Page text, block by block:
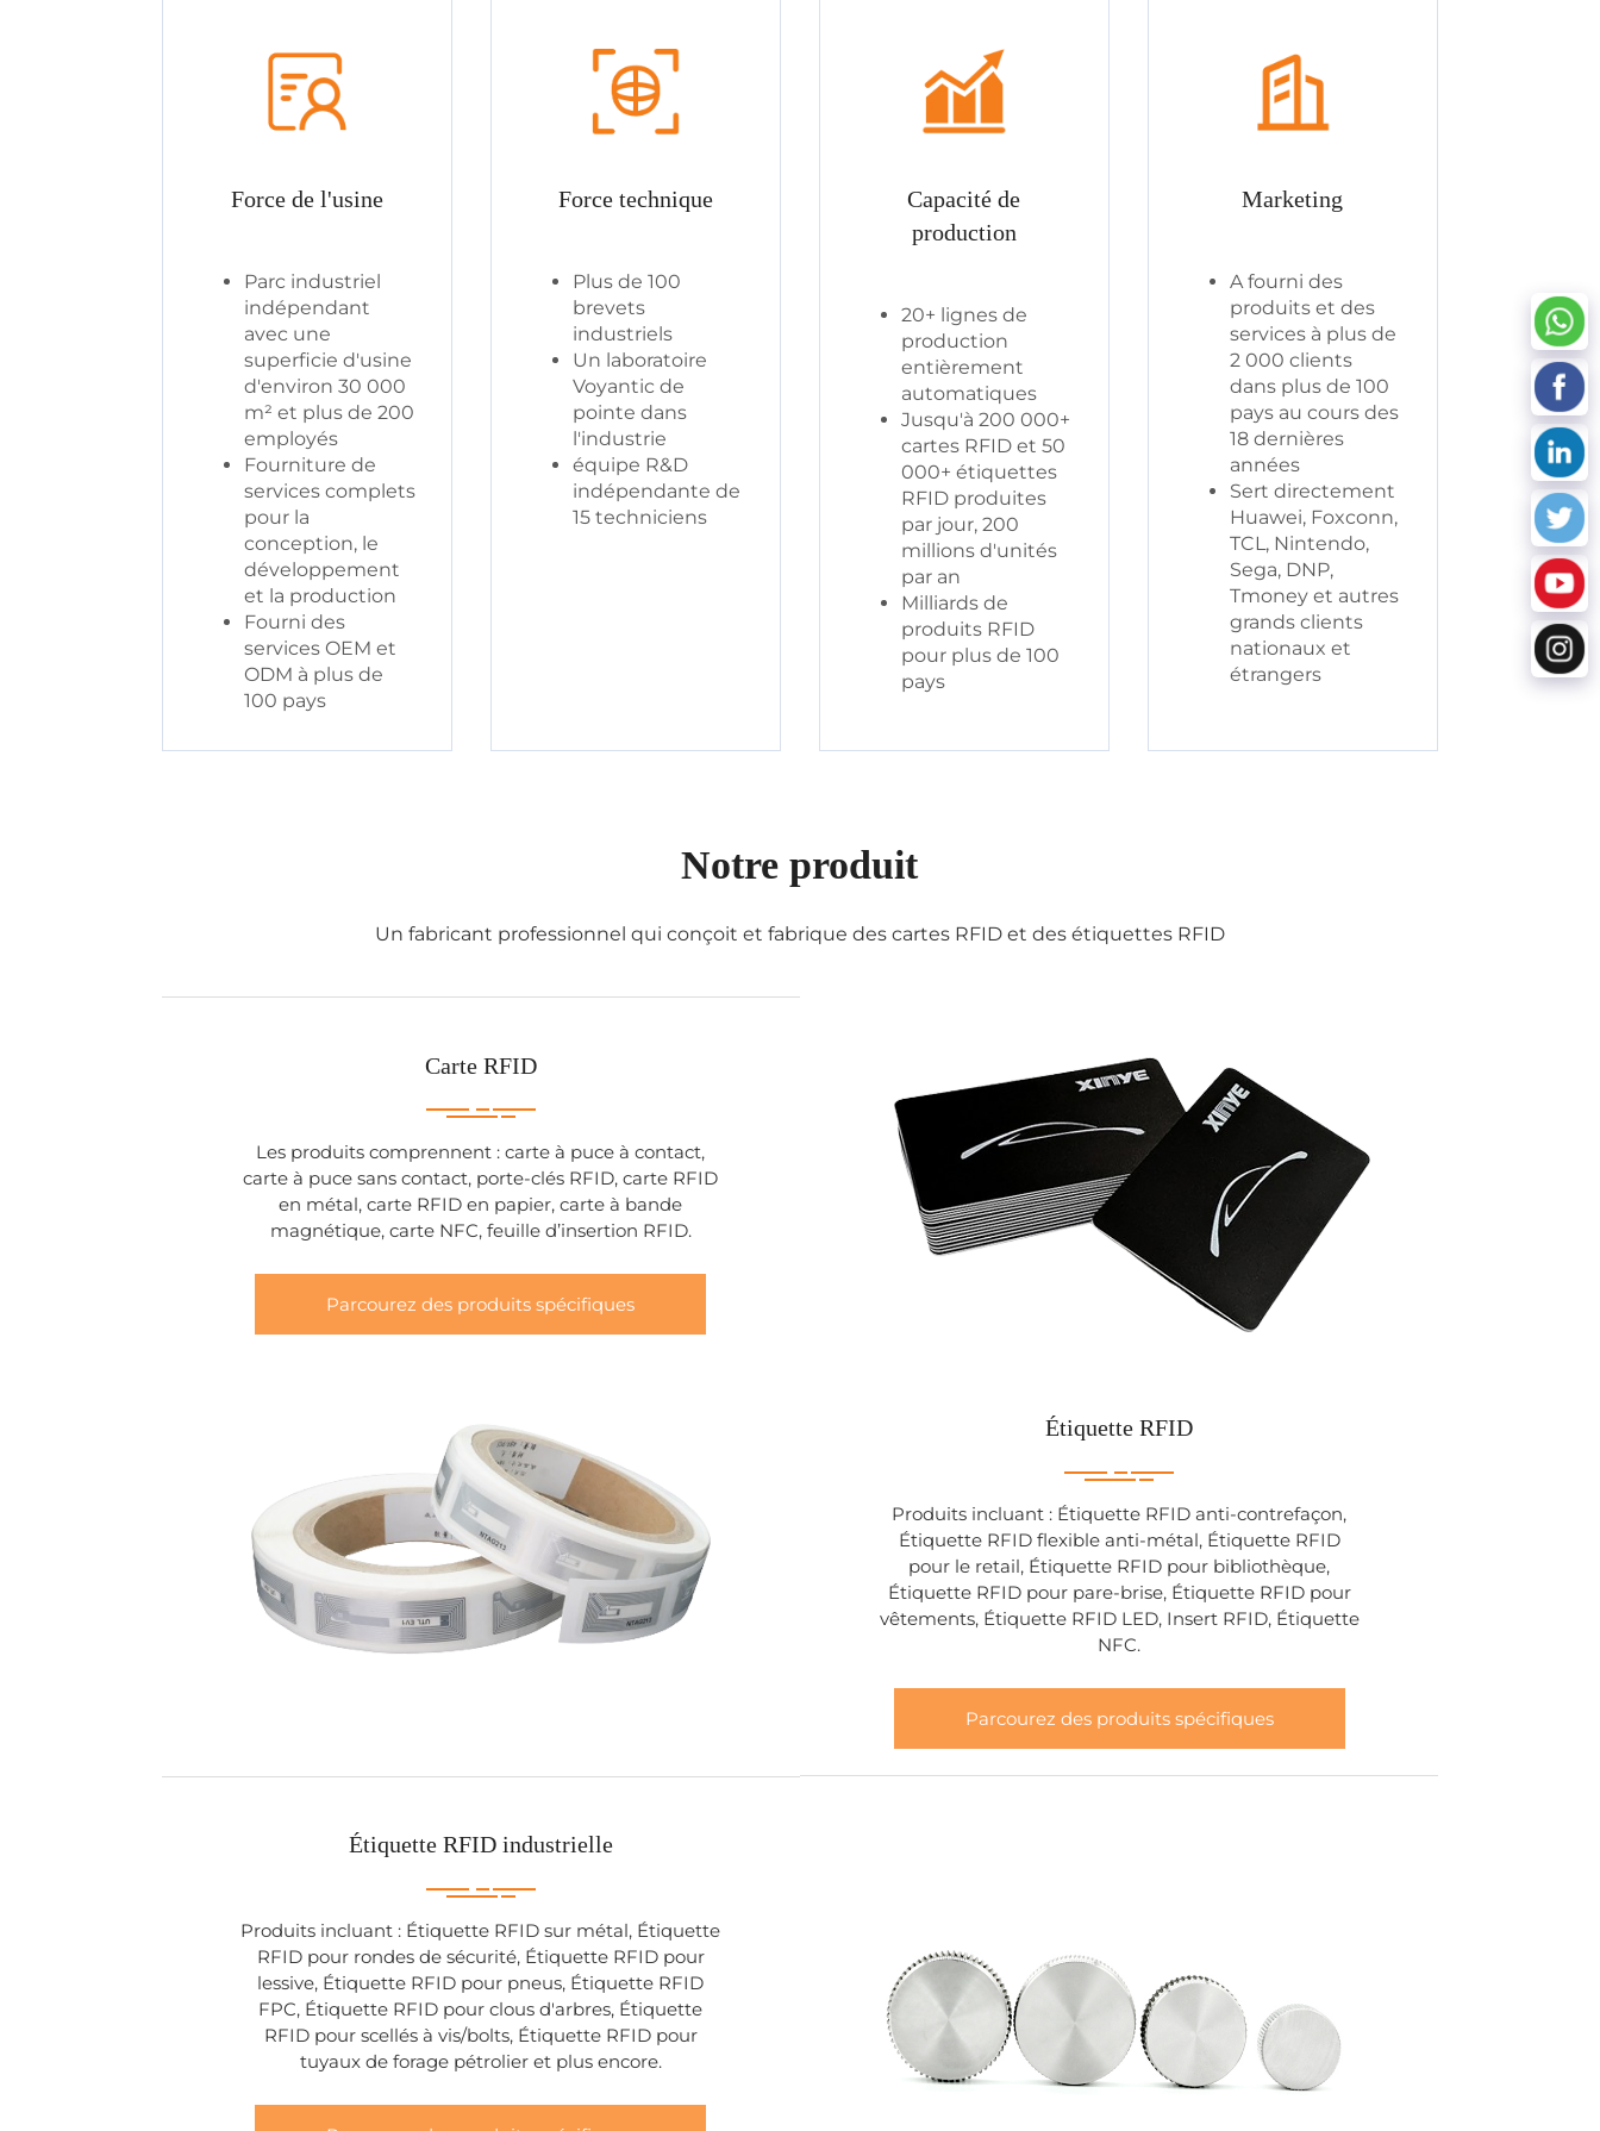
Force de l'usine
Parc industriel
indépendant
avec une
superficie d'usine
d'environ 30 000
m² et plus de 200
employés
Fourniture de
services complets
pour la
conception, le
développement
et la production
Fourni des
services OEM et
ODM à plus de
100 pays
Force technique
Plus de 100
brevets
industriels
Un laboratoire
Voyantic de
pointe dans
l'industrie
équipe R&D
indépendante de
15 techniciens
Capacité de
production
20+ lignes de
production
entièrement
automatiques
Jusqu'à 200 000+
cartes RFID et 50
000+ étiquettes
RFID produites
par jour, 200
millions d'unités
par an
Milliards de
produits RFID
pour plus de 100
pays
Marketing
A fourni des
produits et des
services à plus de
2 000 clients
dans plus de 100
pays au cours des
18 dernières
années
Sert directement
Huawei, Foxconn,
TCL, Nintendo,
Sega, DNP,
Tmoney et autres
grands clients
nationaux et
étrangers
Notre produit
Un fabricant professionnel qui conçoit et fabrique des cartes RFID et des étiquettes RFID
Carte RFID
Les produits comprennent : carte à puce à contact,
carte à puce sans contact, porte-clés RFID, carte RFID
en métal, carte RFID en papier, carte à bande
magnétique, carte NFC, feuille d’insertion RFID.
Parcourez des produits spécifiques
Étiquette RFID
Produits incluant : Étiquette RFID anti-contrefaçon,
Étiquette RFID flexible anti-métal, Étiquette RFID
pour le retail, Étiquette RFID pour bibliothèque,
Étiquette RFID pour pare-brise, Étiquette RFID pour
vêtements, Étiquette RFID LED, Insert RFID, Étiquette
NFC.
Parcourez des produits spécifiques
Étiquette RFID industrielle
Produits incluant : Étiquette RFID sur métal, Étiquette
RFID pour rondes de sécurité, Étiquette RFID pour
lessive, Étiquette RFID pour pneus, Étiquette RFID
FPC, Étiquette RFID pour clous d'arbres, Étiquette
RFID pour scellés à vis/bolts, Étiquette RFID pour
tuyaux de forage pétrolier et plus encore.